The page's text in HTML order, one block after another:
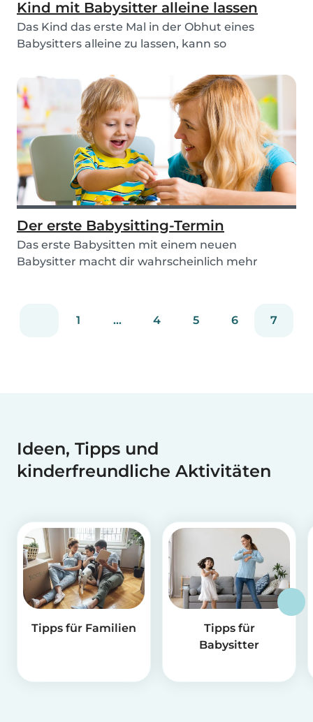
Kind mit Babysitter alleine lassen
Das Kind das erste Mal in der Obhut eines
Babysitters alleine zu lassen, kann so
Der erste Babysitting-Termin
Das erste Babysitten mit einem neuen
Babysitter macht dir wahrscheinlich mehr
1 ... 4 5 6 7
Ideen, Tipps und
kinderfreundliche Aktivitäten
Tipps für Familien
Tipps für
Babysitter